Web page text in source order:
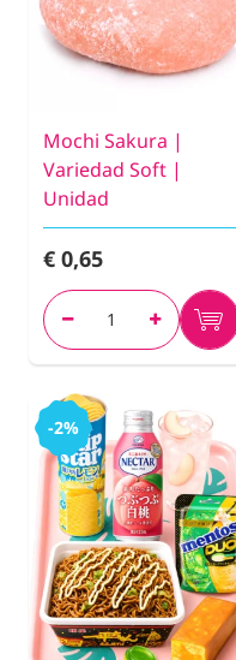
Mochi Sakura |
Variedad Soft |
Unidad
€ 0,65
-2%